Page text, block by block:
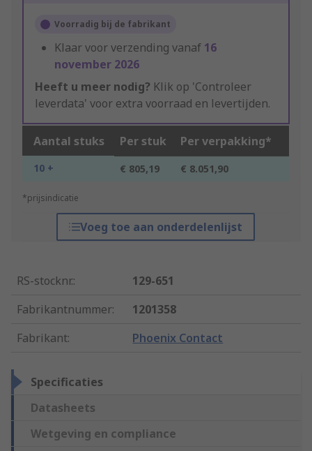
Voorradig bij de fabrikant
Klaar voor verzending vanaf 16
november 2026
Heeft u meer nodig? Klik op 'Controleer
leverdata' voor extra voorraad en levertijden.
Aantal stuks Per stuk Per verpakking*
10 + € 805,19 € 8.051,90
*prijsindicatie
Voeg toe aan onderdelenlijst
RS-stocknr.:
129-651
Fabrikantnummer:
1201358
Fabrikant: Phoenix Contact
Specificaties
Datasheets
Wetgeving en compliance